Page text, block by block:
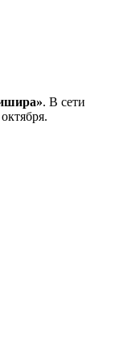
. В сети